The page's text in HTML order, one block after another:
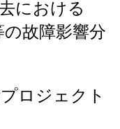
における
の故障影響分
ロジェクト